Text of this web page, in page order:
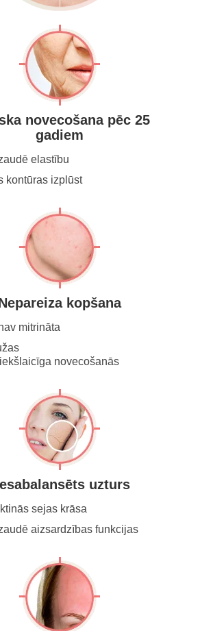
novecošana pēc 25
gadiem
elastību
kontūras izplūst
kopšana
mitrināta
novecošanās
uzturs
sejas krāsa
aizsardzības funkcijas